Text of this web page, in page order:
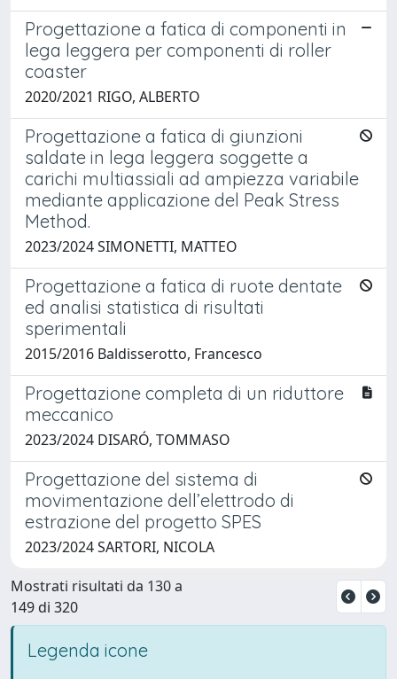
Progettazione a fatica di componenti in
lega leggera per componenti di roller
coaster
2020/2021 RIGO, ALBERTO
Progettazione a fatica di giunzioni
saldate in lega leggera soggette a
carichi multiassiali ad ampiezza variabile
mediante applicazione del Peak Stress
Method.
2023/2024 SIMONETTI, MATTEO
Progettazione a fatica di ruote dentate
ed analisi statistica di risultati
sperimentali
2015/2016 Baldisserotto, Francesco
Progettazione completa di un riduttore
meccanico
2023/2024 DISARÓ, TOMMASO
Progettazione del sistema di
movimentazione dell’elettrodo di
estrazione del progetto SPES
2023/2024 SARTORI, NICOLA
Mostrati risultati da 130 a
149 di 320
Legenda icone